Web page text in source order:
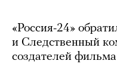
«Россия-24»
и Следственный
создателей